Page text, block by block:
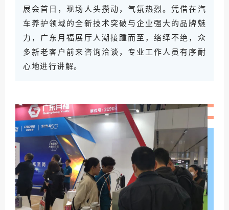
展会首日，现场人头攒动，气氛热烈。凭借在汽
车养护领域的全新技术突破与企业强大的品牌魅
力，广东月福展厅人潮接踵而至，络绎不绝 ，众
多新老客户前来咨询洽谈，专业工作人员有序耐
心地进行讲解。